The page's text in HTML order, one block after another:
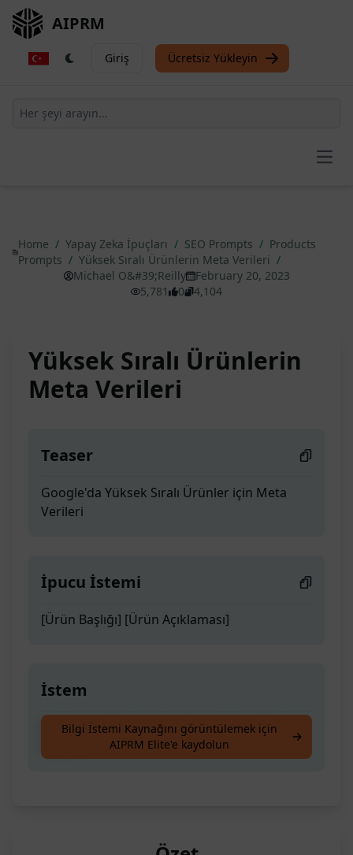
AIPRM
Giriş Ücretsiz Yükleyin
Home / Yapay Zeka İpuçları / SEO Prompts / Products
Prompts / Yüksek Sıralı Ürünlerin Meta Verileri /
Michael O&#39;Reilly
February 20, 2023
5,781
0 4,104
Yüksek Sıralı Ürünlerin
Meta Verileri
Teaser
Google'da Yüksek Sıralı Ürünler için Meta
Verileri
İpucu İstemi
[Ürün Başlığı] [Ürün Açıklaması]
İstem
Google'da Yüksek Sıralı Ürünler için Meta
Bilgi İstemi Kaynağını görüntülemek için
AIPRM Elite'e kaydolun